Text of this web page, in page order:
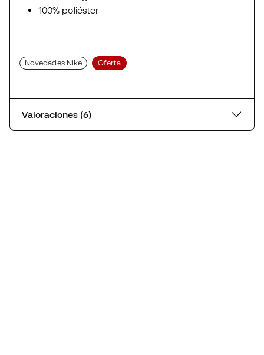
100% poliéster
Novedades Nike Oferta
Valoraciones (6)